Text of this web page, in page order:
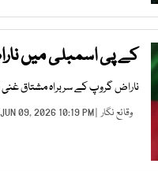
کے پی اسمبلی میں
ناراض گروپ کے سربراہ مشتاق
وقائع نگار | JUN 09, 2026 10:19 PM |